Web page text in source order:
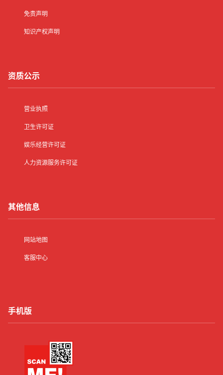
免责声明
知识产权声明
资质公示
营业执照
卫生许可证
娱乐经营许可证
人力资源服务许可证
其他信息
网站地图
客服中心
手机版